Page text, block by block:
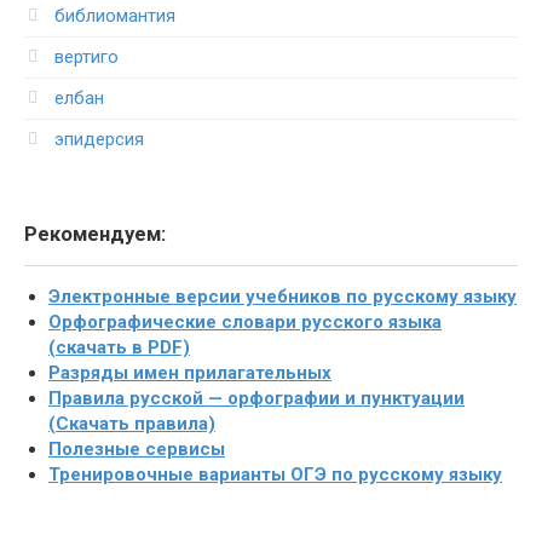
библиомантия
вертиго
елбан
эпидерсия
Рекомендуем:
Электронные версии учебников по русскому языку
Орфографические словари русского языка
(скачать в PDF)
Разряды имен прилагательных
Правила русской — орфографии и пунктуации
(Скачать правила)
Полезные сервисы
Тренировочные варианты ОГЭ по русскому языку